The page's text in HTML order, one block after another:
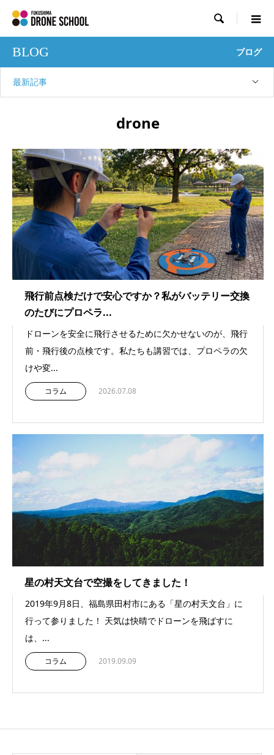

BLOG ブログ
最新記事
drone
飛行前点検だけで安心ですか？私がバッテリー交換
のたびにプロペラ...
ドローンを安全に飛行させるために欠かせないのが、飛行
前・飛行後の点検です。私たちも講習では、プロペラの欠
けや変...
コラム 2026.07.08
星の村天文台で空撮をしてきました！
2019年9月8日、福島県田村市にある「星の村天文台」に
行って参りました！ 天気は快晴でドローンを飛ばすに
は、...
コラム 2019.09.09